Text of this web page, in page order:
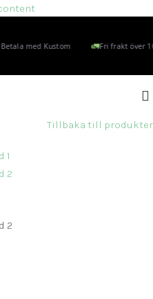
med Kustom 🚛Fri frakt över
Tillbaka till produkter